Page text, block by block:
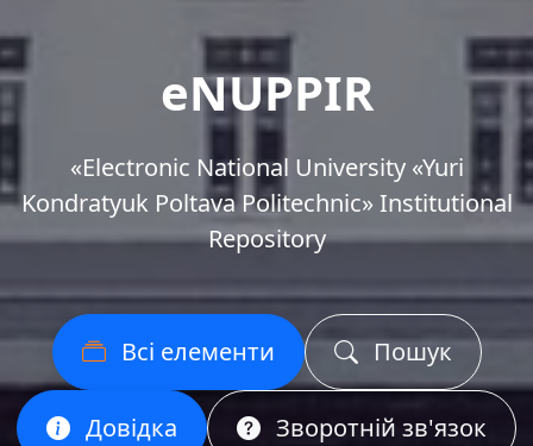
eNUPPIR
«Еlectronic National University «Yuri
Kondratyuk Poltava Politechnic» Institutional
Repository
Всі елементи Пошук
Довідка Зворотній зв'язок